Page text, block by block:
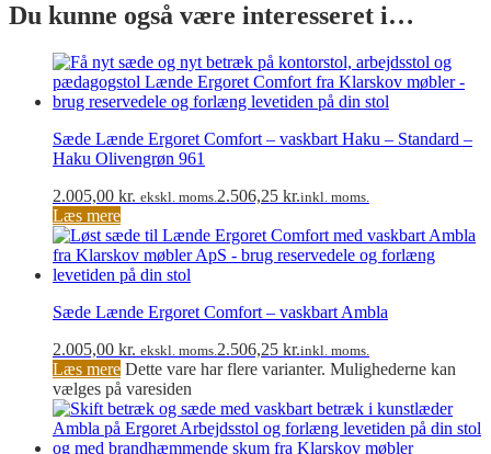
Du kunne også være interesseret i…
Sæde Lænde Ergoret Comfort – vaskbart Haku – Standard –
Haku Olivengrøn 961
2.005,00 kr. ekskl. moms.2.506,25 kr.inkl. moms.
Læs mere
Sæde Lænde Ergoret Comfort – vaskbart Ambla
2.005,00 kr. ekskl. moms.2.506,25 kr.inkl. moms.
Læs mere Dette vare har flere varianter. Mulighederne kan
vælges på varesiden